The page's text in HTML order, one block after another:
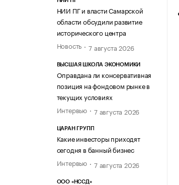
НИИ ПГ и власти Самарской
области обсудили развитие
исторического центра
Новость
7 августа 2026
ВЫСШАЯ ШКОЛА ЭКОНОМИКИ
Оправдана ли консервативная
позиция на фондовом рынке в
текущих условиях
Интервью
7 августа 2026
ЦАРАН ГРУПП
Какие инвесторы приходят
сегодня в банный бизнес
Интервью
7 августа 2026
ООО «НССД»